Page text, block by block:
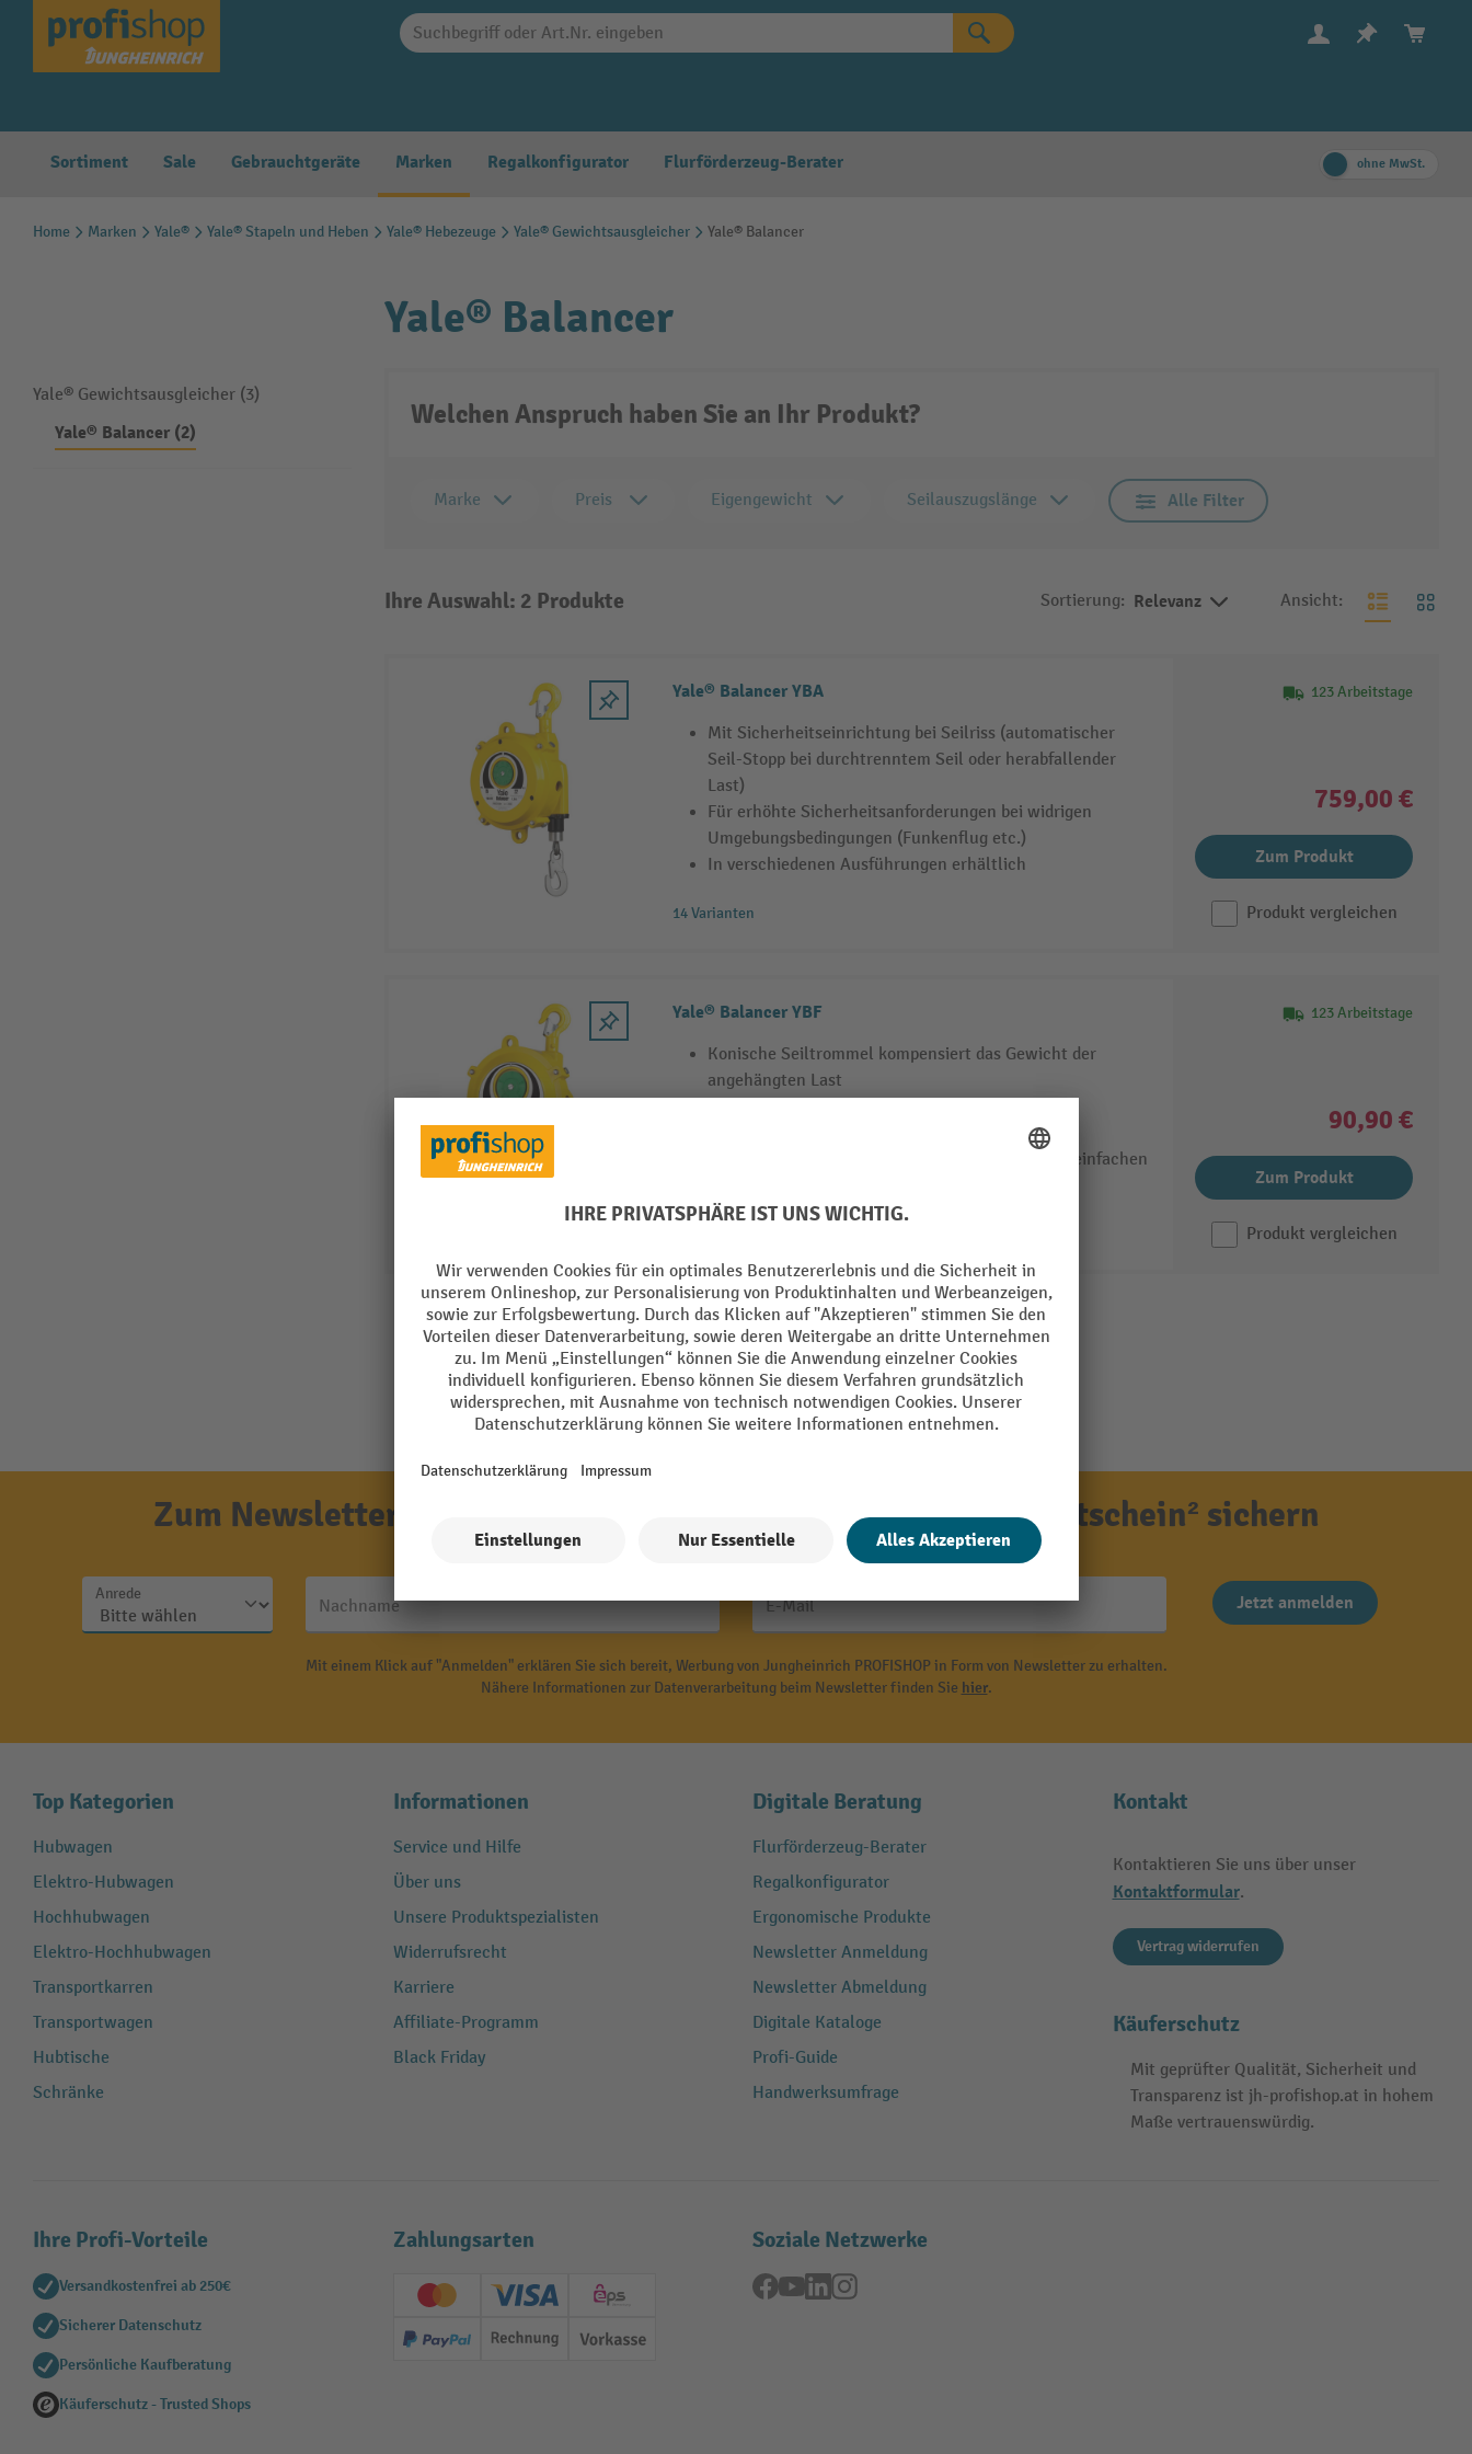
Zur Hauptnavigation springen
Sortiment Sale Gebrauchtgeräte Marken Regalkonfigurator Flurförderzeug-Berater ohne MwSt.
Home Marken Yale® Yale® Stapeln und Heben Yale® Hebezeuge Yale® Gewichtsausgleicher Yale® Balancer
Yale® Gewichtsausgleicher (3)
Yale® Balancer (2)
Yale® Balancer
Welchen Anspruch haben Sie an Ihr Produkt?
Marke Preis Eigengewicht Seilauszugslänge Alle Filter
Ihre Auswahl: 2 Produkte Sortierung: Relevanz Ansicht:
Yale® Balancer YBA
Mit Sicherheitseinrichtung bei Seilriss (automatischer
Seil-Stopp bei durchtrenntem Seil oder herabfallender
Last)
Für erhöhte Sicherheitsanforderungen bei widrigen
Umgebungsbedingungen (Funkenflug etc.)
In verschiedenen Ausführungen erhältlich
14 Varianten
123 Arbeitstage
759,00 €
Zum Produkt
Produkt vergleichen
Yale® Balancer YBF
Konische Seiltrommel kompensiert das Gewicht der
angehängten Last
Manuelle Arretierung der Seiltrommel für einen einfachen
123 Arbeitstage
90,90 €
Zum Produkt
Produkt vergleichen
Zum Newsletter anmelden und bis zu -10 % Willkommensgutschein² sichern
Anrede
Nachname E-Mail Jetzt anmelden
Mit einem Klick auf "Anmelden" erklären Sie sich bereit, Werbung von Jungheinrich PROFISHOP in Form von Newsletter zu erhalten.
Nähere Informationen zur Datenverarbeitung beim Newsletter finden Sie hier.
Top Kategorien
Hubwagen
Elektro-Hubwagen
Hochhubwagen
Elektro-Hochhubwagen
Transportkarren
Transportwagen
Hubtische
Schränke
Informationen
Service und Hilfe
Über uns
Unsere Produktspezialisten
Widerrufsrecht
Karriere
Affiliate-Programm
Black Friday
Digitale Beratung
Flurförderzeug-Berater
Regalkonfigurator
Ergonomische Produkte
Newsletter Anmeldung
Newsletter Abmeldung
Digitale Kataloge
Profi-Guide
Handwerksumfrage
Kontakt
Kontaktieren Sie uns über unser
Kontaktformular.
Vertrag widerrufen
Käuferschutz
Mit geprüfter Qualität, Sicherheit und
Transparenz ist jh-profishop.at in hohem
Maße vertrauenswürdig.
Ihre Profi-Vorteile
Versandkostenfrei ab 250€
Sicherer Datenschutz
Persönliche Kaufberatung
Käuferschutz - Trusted Shops
Zahlungsarten
Creditcard (Master)Creditcard (Visa)
EPS
PayPal Rechnung Vorkasse
Soziale Netzwerke
Facebook
YouTubeLinkedInInstagram